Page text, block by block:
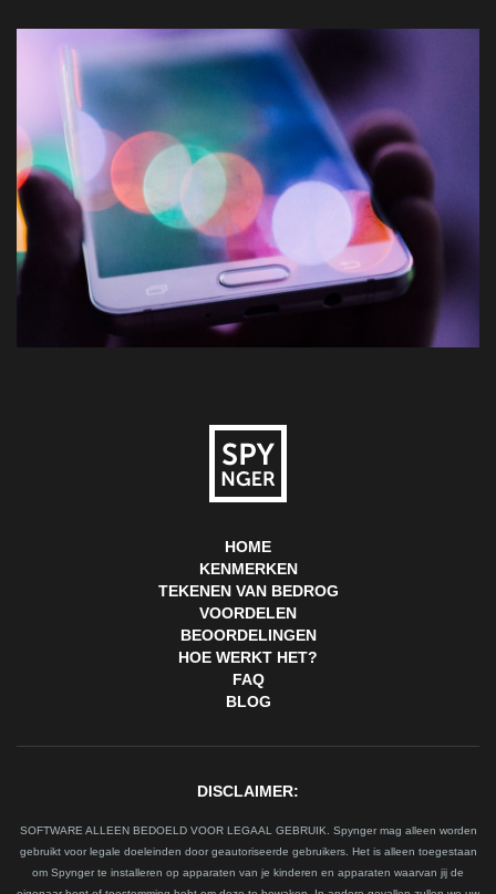
HOME
KENMERKEN
TEKENEN VAN BEDROG
VOORDELEN
BEOORDELINGEN
HOE WERKT HET?
FAQ
BLOG
DISCLAIMER:
SOFTWARE ALLEEN BEDOELD VOOR LEGAAL GEBRUIK. Spynger mag alleen worden
gebruikt voor legale doeleinden door geautoriseerde gebruikers. Het is alleen toegestaan
om Spynger te installeren op apparaten van je kinderen en apparaten waarvan jij de